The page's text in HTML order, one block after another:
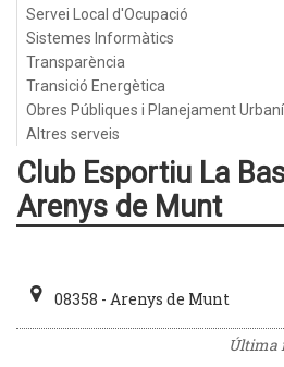
Servei Local d'Ocupació
Sistemes Informàtics
Transparència
Transició Energètica
Obres Públiques i Planejament
Altres serveis
Club Esportiu La
Arenys de Munt
08358 - Arenys de Munt
Última